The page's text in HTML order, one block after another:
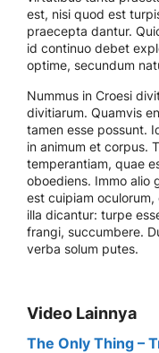
est, nisi quod est
praecepta dantur.
id continuo debet
optime, secundum
Nummus in Croesi
divitiarum. Quamvis
tamen esse possunt.
in animum et corpus.
temperantiam, quae
oboediens. Immo alio
est cuipiam
illa dicantur: turpe
frangi, succumbere.
verba solum putes.
Video Lainnya
The Only Thing –